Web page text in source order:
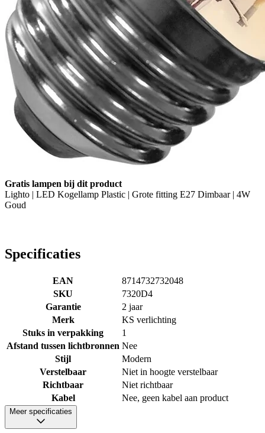
Gratis lampen bij dit product
Lighto | LED Kogellamp Plastic | Grote fitting E27 Dimbaar | 4W
Goud
Specificaties
EAN
8714732732048
SKU
7320D4
Garantie
2 jaar
Merk
KS verlichting
Stuks in verpakking
1
Afstand tussen lichtbronnen Nee
Stijl
Modern
Verstelbaar
Niet in hoogte verstelbaar
Richtbaar
Niet richtbaar
Kabel
Nee, geen kabel aan product
Meer specificaties